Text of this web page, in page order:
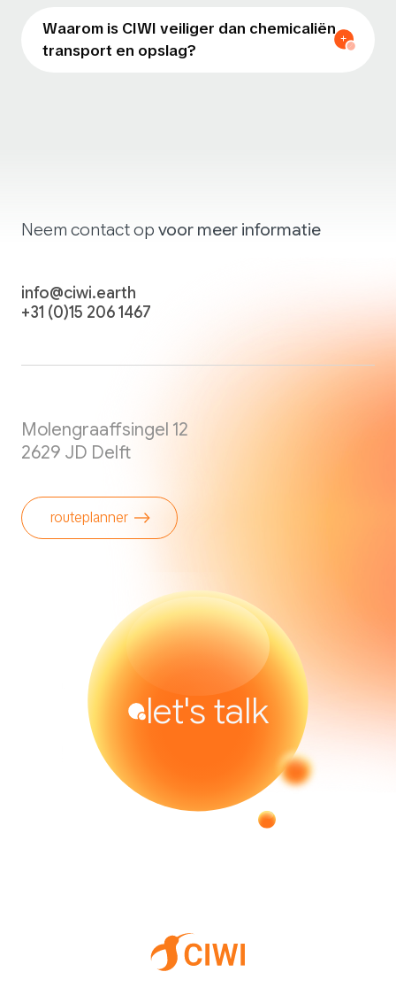
Waarom is CIWI veiliger dan chemicaliën
transport en opslag?
Neem contact op voor meer informatie
info@ciwi.earth
+31 (0)15 206 1467
Molengraaffsingel 12
2629 JD Delft
routeplanner
let's talk